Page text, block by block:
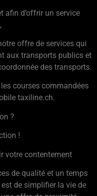
afin d’offrir un service
offre de services qui
aux transports publics et
des transports.
courses commandées
taxiline.ch.
?
!
votre contentement
de qualité et un temps
de simplifier la vie de